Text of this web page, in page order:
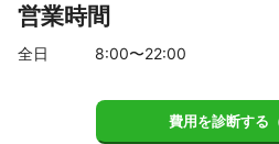
【山口県】
和木町 岩国市 周防大島町
防府市 萩市 美祢市
営業時間
全日 8:00〜22:00
費用を診断する